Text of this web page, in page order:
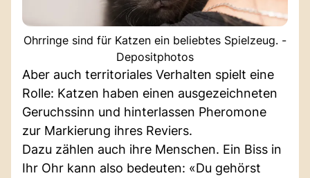
Ohrringe sind für Katzen ein beliebtes Spielzeug. -
Depositphotos
Aber auch territoriales Verhalten spielt eine
Rolle: Katzen haben einen ausgezeichneten
Geruchssinn und hinterlassen Pheromone
zur Markierung ihres Reviers.
Dazu zählen auch ihre Menschen. Ein Biss in
Ihr Ohr kann also bedeuten: «Du gehörst